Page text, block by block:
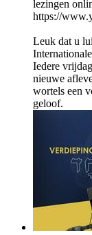
lezingen
https://
Leuk dat u
Iedere
nieuwe
wortels een
geloof.